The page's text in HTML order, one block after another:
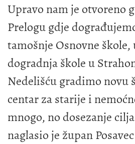
Upravo nam je otvoreno
Prelogu gdje
tamošnje Osnovne
dogradnja škole u
Nedelišću gradimo novu
centar za starije i
mnogo, no dosezanje
naglasio je župan